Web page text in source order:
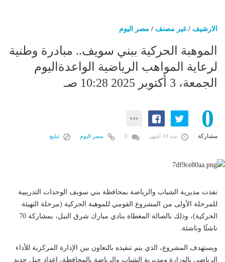
الارشيف /غير مصنف / مصر اليوم
الموهبة الحركية ببني سويف.. مبادرة وطنية
لرعاية المواهب الرياضية الواعدةاليوم
الجمعة، 3 أكتوبر 2025 10:28 صـ
0
مشاركة منذ 10 أشهر مصر اليوم تبليغ
نفذت مديرية الشباب والرياضة بمحافظة بني سويف الوحدات التدريبية
للمرحلة الأولى من المشروع القومي للموهبة الحركية (مرحلة التهيئة
الحركية)، وذلك بالصالة المغطاة بنادي مبارك شرق النيل، بمشاركة 70
ناشئًا وناشئة.
ويستهدف المشروع، الذي يتم تنفيذه بالتعاون بين الإدارة المركزية للأداء
الرياضي بالوزارة ومديرية الشباب والرياضة بالمحافظة، إعداد جيل جديد